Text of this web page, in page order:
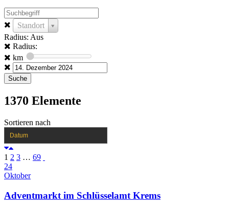
Standort
Radius: Aus
Radius:
km
1370 Elemente
Sortieren nach
Datum
1 2 3 … 69
24
Oktober
Adventmarkt im Schlüsselamt Krems